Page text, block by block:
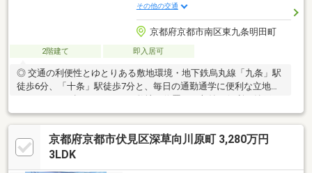
その他の交通
京都府京都市南区東九条明田町
2階建て 即入居可
◎ 交通の利便性とゆとりある敷地環境・地下鉄烏丸線「九条」駅
徒歩6分、「十条」駅徒歩7分と、毎日の通勤通学に便利な立地で
備えた2階建住宅となっています。◎ 身近に生活施設や公園が揃
う住環境・徒歩1分の距離にコンビニや郵便局が揃い、日常のお買
い物や手続きがスムーズに行えます。・銀行や複数の公園が徒歩4
分圏内に充実しており、暮らしやすく快適な住環境が整っていま
京都府京都市伏見区深草向川原町 3,280万円
3LDK